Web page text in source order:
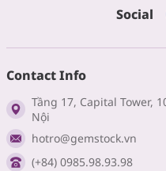
Social
Contact Info
Tầng 17, Capital Tower,
Nội
hotro@gemstock.vn
(+84) 0985.98.93.98